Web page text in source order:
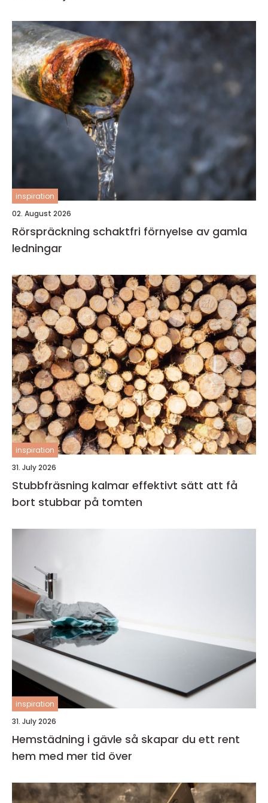
inspiration
02. August 2026
Rörspräckning schaktfri förnyelse av gamla
ledningar
inspiration
31. July 2026
Stubbfräsning kalmar effektivt sätt att få
bort stubbar på tomten
inspiration
31. July 2026
Hemstädning i gävle så skapar du ett rent
hem med mer tid över